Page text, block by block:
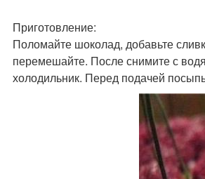
Приготовление:
Поломайте шоколад, добавьте
перемешайте. После снимите с
холодильник. Перед подачей